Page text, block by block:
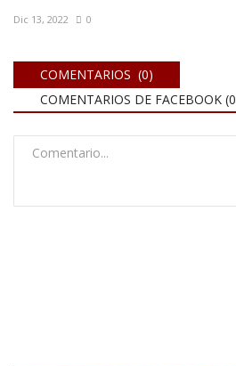
Dic 13, 2022 0
COMENTARIOS (0)
COMENTARIOS DE FACEBOOK (0